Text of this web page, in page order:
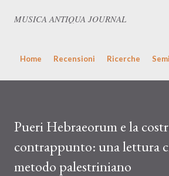
Passa ai contenuti
MUSICA ANTIQUA JOURNAL
Home Recensioni Ricerche
Pueri Hebraeorum e la
contrappunto: una lettura
metodo palestriniano